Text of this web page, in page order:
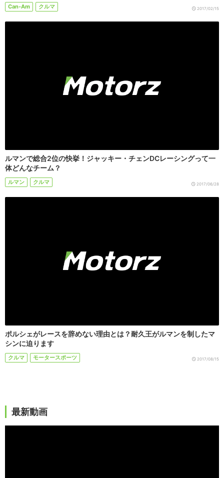
Can-Am クルマ 2017/02/15
ルマンで総合2位の快挙！ジャッキー・チェンDCレーシングって一
体どんなチーム？
ルマン クルマ 2017/06/28
ポルシェがレースを辞めない理由とは？耐久王がルマンを制したマ
シンに迫ります
クルマ モータースポーツ 2017/08/15
最新動画